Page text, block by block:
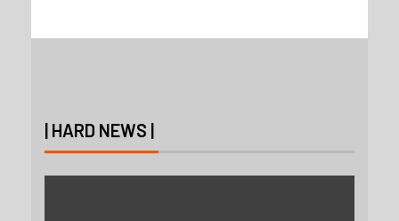
| HARD NEWS |